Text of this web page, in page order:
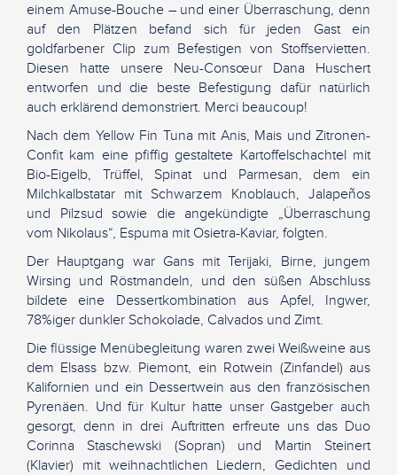
einem Amuse-Bouche – und einer Überraschung, denn
auf den Plätzen befand sich für jeden Gast ein
goldfarbener Clip zum Befestigen von Stoffservietten.
Diesen hatte unsere Neu-Consœur Dana Huschert
entworfen und die beste Befestigung dafür natürlich
auch erklärend demonstriert. Merci beaucoup!
Nach dem Yellow Fin Tuna mit Anis, Mais und Zitronen-
Confit kam eine pfiffig gestaltete Kartoffelschachtel mit
Bio-Eigelb, Trüffel, Spinat und Parmesan, dem ein
Milchkalbstatar mit Schwarzem Knoblauch, Jalapeños
und Pilzsud sowie die angekündigte „Überraschung
vom Nikolaus“, Espuma mit Osietra-Kaviar, folgten.
Der Hauptgang war Gans mit Terijaki, Birne, jungem
Wirsing und Röstmandeln, und den süßen Abschluss
bildete eine Dessertkombination aus Apfel, Ingwer,
78%iger dunkler Schokolade, Calvados und Zimt.
Die flüssige Menübegleitung waren zwei Weißweine aus
dem Elsass bzw. Piemont, ein Rotwein (Zinfandel) aus
Kalifornien und ein Dessertwein aus den französischen
Pyrenäen. Und für Kultur hatte unser Gastgeber auch
gesorgt, denn in drei Auftritten erfreute uns das Duo
Corinna Staschewski (Sopran) und Martin Steinert
(Klavier) mit weihnachtlichen Liedern, Gedichten und